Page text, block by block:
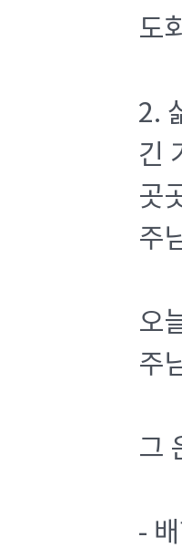
도
2.
긴
곳
주
오
주
그
-